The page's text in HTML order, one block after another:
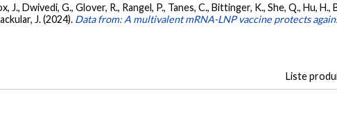
J., Dwivedi, G., Glover, R., Rangel, P., Tanes, C., Bittinger, K., She, Q., Hu, H.,
J. (2024). Data from: A multivalent mRNA-LNP vaccine protects
Liste